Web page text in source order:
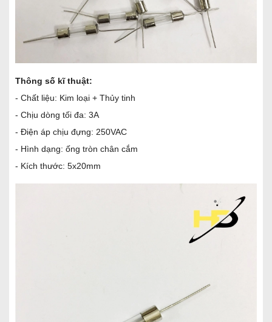
Thông số kĩ thuật:
- Chất liệu: Kim loại + Thủy tinh
- Chịu dòng tối đa: 3A
- Điện áp chịu đựng: 250VAC
- Hình dạng: ống tròn chân cắm
- Kích thước: 5x20mm